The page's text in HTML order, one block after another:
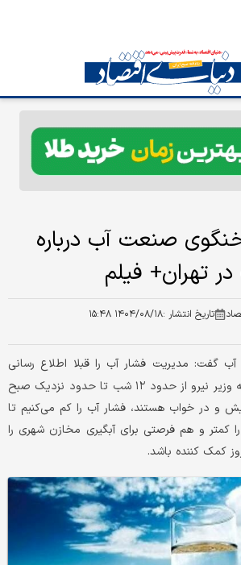
صنعت آب درباره
تهران+ فیلم
تاریخ انتشار :۱۴۰۴/۰۸/۱۸ ۱۵:۴۸
گفت: مدیریت فشار آب را قبلا اطلاع رسانی
کرده بودیم که طبق گفته وزیر نیرو از حدود ۱۲ شب تا حدود نزدیک صبح
و در خواب هستند، فشار آب را کم می‌کنیم تا
کمتر و هم فرصتی برای آبگیری مخازن شهری را
کمک کننده باشد.